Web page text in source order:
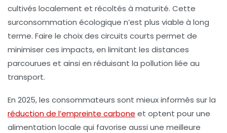
cultivés localement et récoltés à maturité. Cette
surconsommation écologique n’est plus viable à long
terme. Faire le choix des circuits courts permet de
minimiser ces impacts, en limitant les distances
parcourues et ainsi en réduisant la pollution liée au
transport.
En 2025, les consommateurs sont mieux informés sur la
réduction de l’empreinte carbone et optent pour une
alimentation locale qui favorise aussi une meilleure